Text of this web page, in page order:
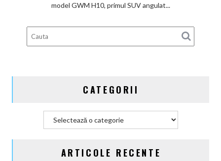
Motor
lansează
model GWM H10, primul SUV angulat...
CATEGORII
ARTICOLE RECENTE